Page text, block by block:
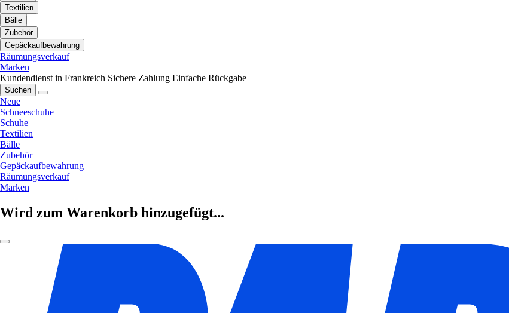
Textilien
Bälle
Zubehör
Gepäckaufbewahrung
Räumungsverkauf
Marken
Kundendienst in Frankreich Sichere Zahlung Einfache Rückgabe
Suchen
Neue
Schneeschuhe
Schuhe
Textilien
Bälle
Zubehör
Gepäckaufbewahrung
Räumungsverkauf
Marken
Wird zum Warenkorb hinzugefügt...